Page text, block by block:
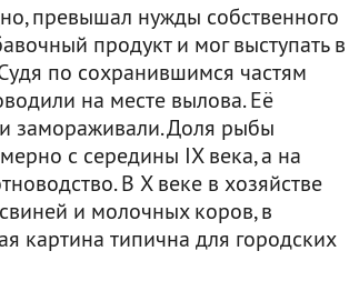
превышал нужды собственного
продукт и мог выступать в
по сохранившимся частям
на месте вылова. Её
замораживали. Доля рыбы
с середины IX века, а на
В X веке в хозяйстве
и молочных коров, в
картина типична для городских